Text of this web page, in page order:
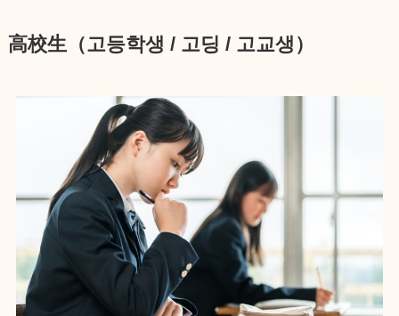
高校生（고등학생 / 고딩 / 고교생）